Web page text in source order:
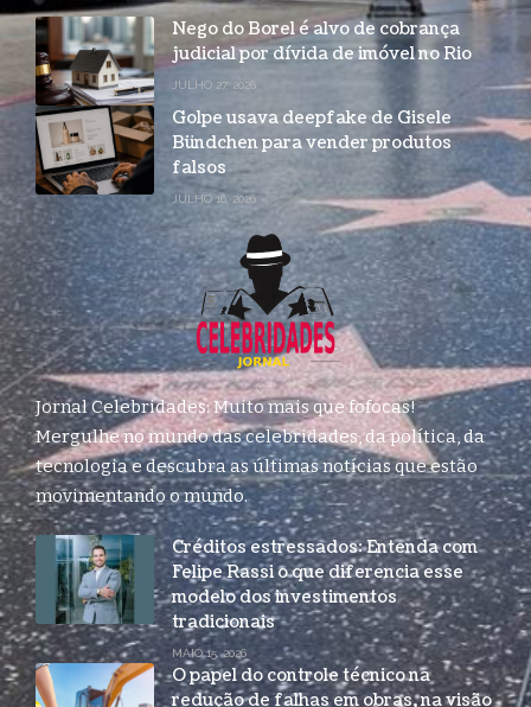
Nego do Borel é alvo de cobrança
judicial por dívida de imóvel no Rio
JULHO 27, 2026
Golpe usava deepfake de Gisele
Bündchen para vender produtos
falsos
JULHO 16, 2026
Jornal Celebridades: Muito mais que fofocas!
Mergulhe no mundo das celebridades, da política, da
tecnologia e descubra as últimas notícias que estão
movimentando o mundo.
Créditos estressados: Entenda com
Felipe Rassi o que diferencia esse
modelo dos investimentos
tradicionais
MAIO 15, 2026
O papel do controle técnico na
redução de falhas em obras, na visão